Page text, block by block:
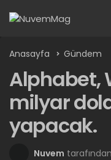
Anasayfa Gündem
Alphabet,
milyar
yapacak.
Nuvem tarafından